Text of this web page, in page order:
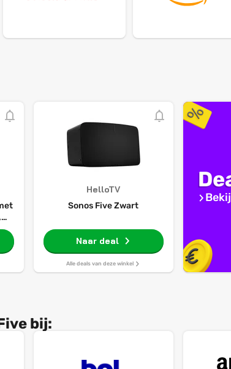
HelloTV
Sonos Five Zwart
Naar deal
Alle deals van deze winkel
bij: